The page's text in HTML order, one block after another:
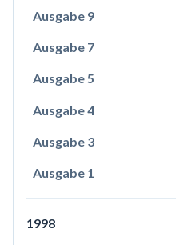
Ausgabe 9
Ausgabe 7
Ausgabe 5
Ausgabe 4
Ausgabe 3
Ausgabe 1
1998